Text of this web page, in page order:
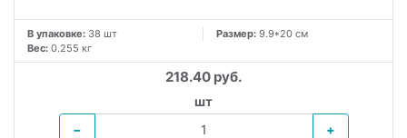
В упаковке: 38 шт Размер: 9.9*20 см
Вес: 0.255 кг
218.40 руб.
шт
−
+